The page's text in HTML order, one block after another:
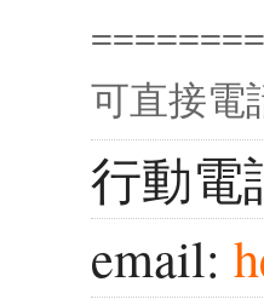
可直接電
行動電
email: